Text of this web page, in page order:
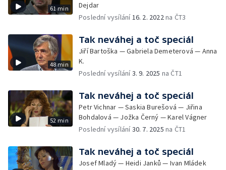
61 min
Dejdar
Poslední vysílání16. 2. 2022na ČT3
48 min
Tak neváhej a toč speciál
Jiří Bartoška — Gabriela Demeterová — Anna
K.
Poslední vysílání3. 9. 2025 na ČT1
52 min
Tak neváhej a toč speciál
Petr Vichnar — Saskia Burešová — Jiřina
Bohdalová — Jožka Černý — Karel Vágner
Poslední vysílání30. 7. 2025 na ČT1
Tak neváhej a toč speciál
Josef Mladý — Heidi Janků — Ivan Mládek